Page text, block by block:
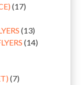
(17)
(13)
(14)
(7)